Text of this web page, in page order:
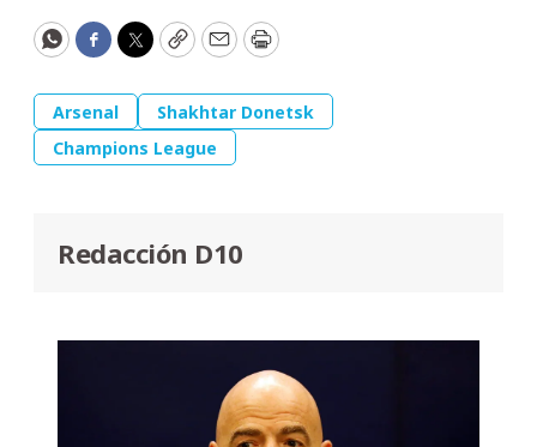
WhatsApp
Facebook
Twitter
CopyEmailPrint
Arsenal
Shakhtar Donetsk
Champions League
Redacción D10